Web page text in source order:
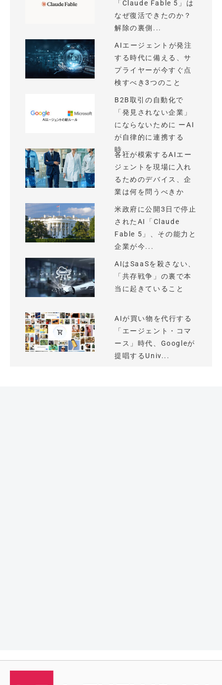
「Claude Fable 5」は
なぜ復活できたのか？
解除の裏側...
AIエージェントが発注
する時代に備える、サ
プライヤーが今すぐ点
検すべき3つのこと
B2B取引の自動化で
「発見されない企業」
にならないために ーAI
が自律的に連携する
時...
各社が模索するAIエー
ジェントを現場に入れ
るためのデバイス、企
業は何を問うべきか
米政府に公開3日で停止
されたAI「Claude
Fable 5」、その能力と
企業が今...
AIはSaaSを殺さない、
「共存戦争」の裏で本
当に起きていること
AIが買い物を代行する
「エージェント・コマ
ース」時代、Googleが
提唱するUniv...